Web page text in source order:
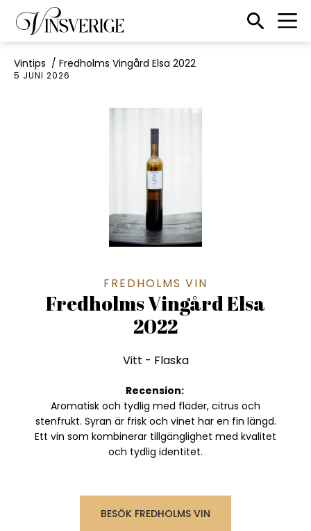
Till startsidan Sökikon
Vintips / Fredholms Vingård Elsa 2022
5 JUNI 2026
FREDHOLMS VIN
Fredholms Vingård Elsa
2022
Vitt - Flaska
Recension:
Aromatisk och tydlig med fläder, citrus och
stenfrukt. Syran är frisk och vinet har en fin längd.
Ett vin som kombinerar tillgänglighet med kvalitet
och tydlig identitet.
BESÖK FREDHOLMS VIN